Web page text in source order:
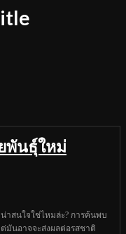
พันธุ์ใหม่
าสนใจใช่ไหมล่ะ? การค้นพบ
มันอาจจะส่งผลต่อรสชาติ